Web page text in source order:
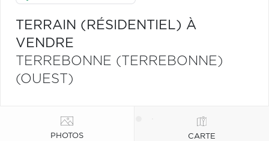
TERRAIN (RÉSIDENTIEL) À
VENDRE
TERREBONNE (TERREBONNE)
(OUEST)
PHOTOS CARTE